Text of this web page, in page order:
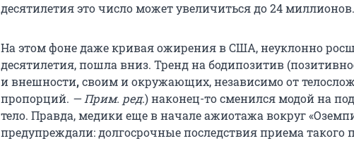
десятилетия это число может увеличиться до 24 миллионов.
На этом фоне даже кривая ожирения в США, неуклонно
десятилетия, пошла вниз. Тренд на бодипозитив
и внешности,своим и окружающих, независимо от
пропорций. — Прим. ред.) наконец-то сменился модой на
тело. Правда, медики еще в начале ажиотажа вокруг
предупреждали: долгосрочные последствия приема такого